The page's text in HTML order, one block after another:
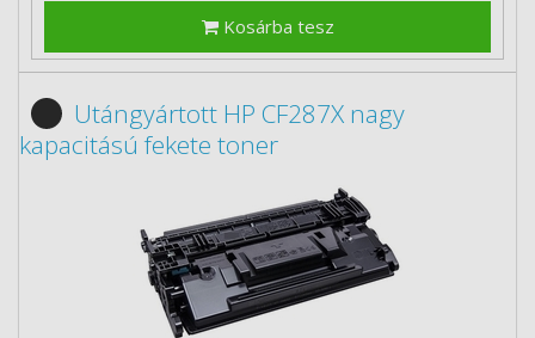
Kosárba tesz
Utángyártott HP CF287X nagy
kapacitású fekete toner